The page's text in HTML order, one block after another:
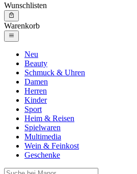
Wunschlisten
Warenkorb
Neu
Beauty
Schmuck & Uhren
Damen
Herren
Kinder
Sport
Heim & Reisen
Spielwaren
Multimedia
Wein & Feinkost
Geschenke